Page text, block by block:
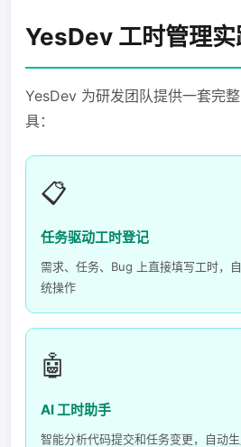
YesDev 工时管理实
YesDev 为研发团队提供一套完
具：
📋
任务驱动工时登记
需求、任务、Bug 上直接填写工时，
统操作
🤖
AI 工时助手
智能分析代码提交和任务变更，自动